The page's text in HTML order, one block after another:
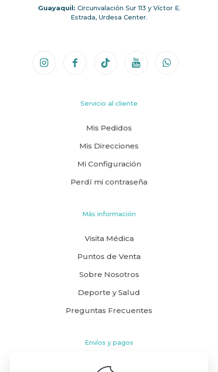
Guayaquil: Circunvalación Sur 113 y Víctor E.
Estrada, Urdesa Center.
Servicio al cliente
Mis Pedidos
Mis Direcciones
Mi Configuración
Perdí mi contraseña
Más información
Visita Médica
Puntos de Venta
Sobre Nosotros
Deporte y Salud
Preguntas Frecuentes
Envíos y pagos
Cómo comprar